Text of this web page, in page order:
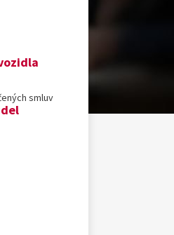
smluv